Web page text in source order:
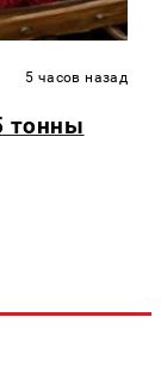
5 часов назад
тонны